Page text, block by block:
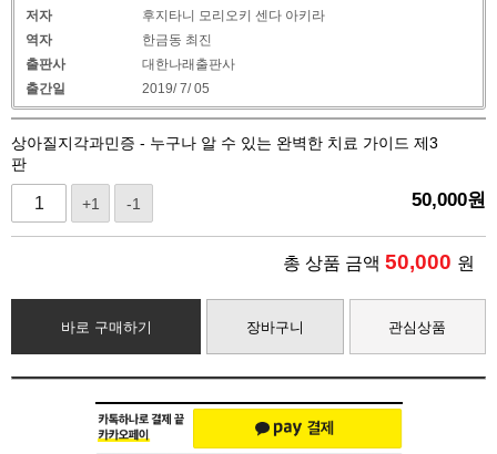
저자
후지타니 모리오키 센다 아키라
역자
한금동 최진
출판사
대한나래출판사
출간일
2019/ 7/ 05
상아질지각과민증 - 누구나 알 수 있는 완벽한 치료 가이드 제3
판
+1 -1 50,000원
총 상품 금액 50,000 원
바로 구매하기 장바구니 관심상품